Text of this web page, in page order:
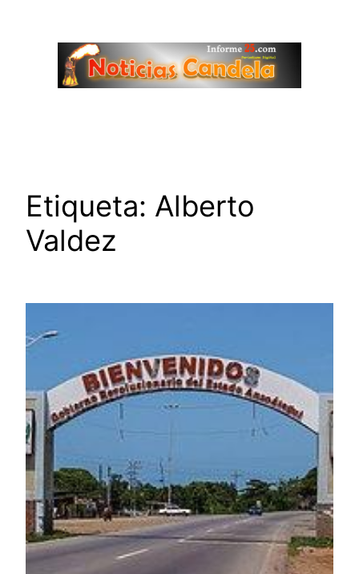
contenido
Etiqueta: Alberto
Valdez